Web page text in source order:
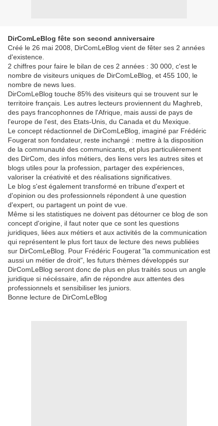
DirComLeBlog fête son second anniversaire
Créé le 26 mai 2008, DirComLeBlog vient de fêter ses 2 années
d'existence.
2 chiffres pour faire le bilan de ces 2 années : 30 000, c'est le
nombre de visiteurs uniques de DirComLeBlog, et 455 100, le
nombre de news lues.
DirComLeBlog touche 85% des visiteurs qui se trouvent sur le
territoire français. Les autres lecteurs proviennent du Maghreb,
des pays francophonnes de l'Afrique, mais aussi de pays de
l'europe de l'est, des Etats-Unis, du Canada et du Mexique.
Le concept rédactionnel de DirComLeBlog, imaginé par Frédéric
Fougerat son fondateur, reste inchangé : mettre à la disposition
de la communauté des communicants, et plus particulièrement
des DirCom, des infos métiers, des liens vers les autres sites et
blogs utiles pour la profession, partager des expériences,
valoriser la créativité et des réalisations significatives.
Le blog s'est également transformé en tribune d'expert et
d'opinion ou des professionnels répondent à une question
d'expert, ou partagent un point de vue.
Même si les statistiques ne doivent pas détourner ce blog de son
concept d'origine, il faut noter que ce sont les questions
juridiques, liées aux métiers et aux activités de la communication
qui représentent le plus fort taux de lecture des news publiées
sur DirComLeBlog. Pour Frédéric Fougerat "la communication est
aussi un métier de droit", les futurs thèmes développés sur
DirComLeBlog seront donc de plus en plus traités sous un angle
juridique si nécéssaire, afin de répondre aux attentes des
professionnels et sensibiliser les juniors.
Bonne lecture de DirComLeBlog